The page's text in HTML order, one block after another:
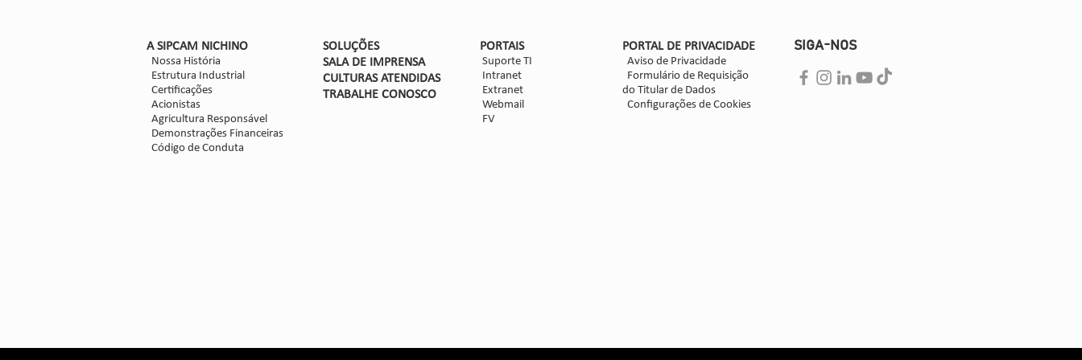
​A SIPCAM NICHINO
Nossa História
Estrutura Industrial
Certificações
Acionistas
Agricultura Responsável
Demonstrações Financeiras
Código de Conduta
SOLUÇÕES
SALA DE IMPRENSA
CULTURAS ATENDIDAS
TRABALHE CONOSCO
PORTAIS
Suporte TI
Intranet
Extranet
Webmail
FV
PORTAL DE PRIVACIDADE
Aviso de Privacidade
Formulário de Requisição
do Titular de Dados
Configurações de Cookies
SIGA-NOS